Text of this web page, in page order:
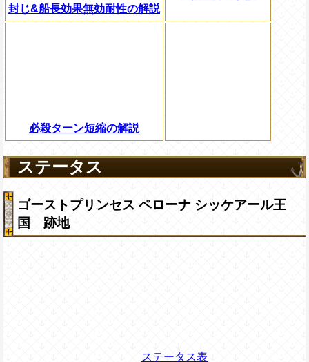
封じ&船長効果無効耐性の解説
必殺ターン短縮の解説
ステータス
ゴーストプリンセス ペローナ シッケアール王
国 跡地
ステータス表